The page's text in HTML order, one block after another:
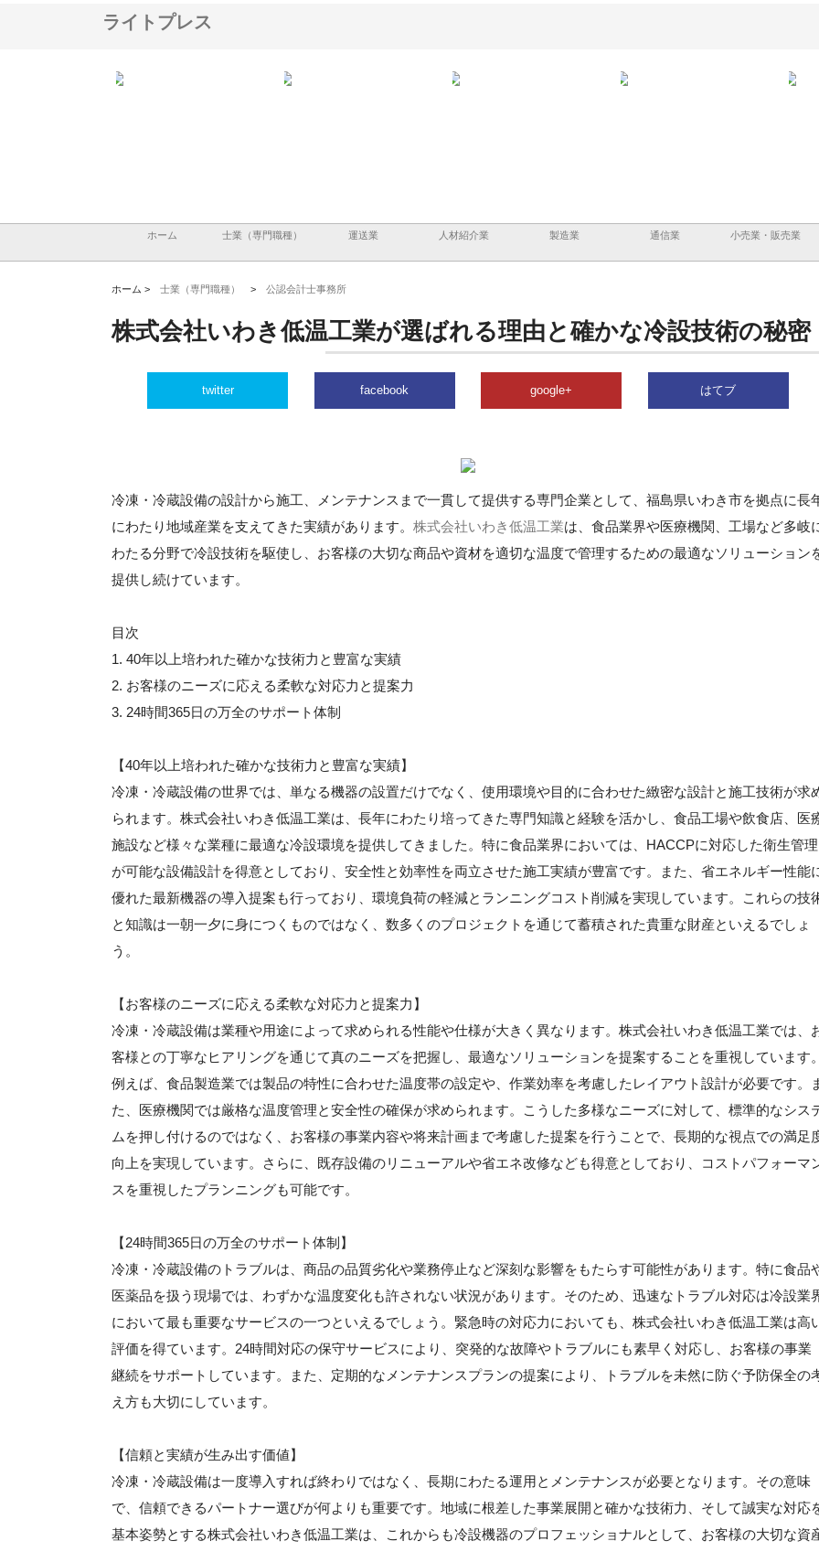
ライトプレス
ホーム 士業（専門職種） 運送業 人材紹介業 製造業 通信業 小売業・販売業
ホーム > 士業（専門職種） > 公認会計士事務所
株式会社いわき低温工業が選ばれる理由と確かな冷設技術の秘密
twitter facebook google+ はてブ
冷凍・冷蔵設備の設計から施工、メンテナンスまで一貫して提供する専門企業として、福島県いわき市を拠点に長
にわたり地域産業を支えてきた実績があります。 株式会社いわき低温工業は、食品業界や医療機関、工場など多岐
わたる分野で冷設技術を駆使し、お客様の大切な商品や資材を適切な温度で管理するための最適なソリューション
提供し続けています。
目次
1. 40年以上培われた確かな技術力と豊富な実績
2. お客様のニーズに応える柔軟な対応力と提案力
3. 24時間365日の万全のサポート体制
【40年以上培われた確かな技術力と豊富な実績】
冷凍・冷蔵設備の世界では、単なる機器の設置だけでなく、使用環境や目的に合わせた緻密な設計と施工技術が求
られます。株式会社いわき低温工業は、長年にわたり培ってきた専門知識と経験を活かし、食品工場や飲食店、医
施設など様々な業種に最適な冷設環境を提供してきました。特に食品業界においては、HACCPに対応した衛生管理
が可能な設備設計を得意としており、安全性と効率性を両立させた施工実績が豊富です。また、省エネルギー性能
優れた最新機器の導入提案も行っており、環境負荷の軽減とランニングコスト削減を実現しています。これらの技
と知識は一朝一夕に身につくものではなく、数多くのプロジェクトを通じて蓄積された貴重な財産といえるでしょ
う。
【お客様のニーズに応える柔軟な対応力と提案力】
冷凍・冷蔵設備は業種や用途によって求められる性能や仕様が大きく異なります。株式会社いわき低温工業では、
客様との丁寧なヒアリングを通じて真のニーズを把握し、最適なソリューションを提案することを重視しています。
例えば、食品製造業では製品の特性に合わせた温度帯の設定や、作業効率を考慮したレイアウト設計が必要です。
た、医療機関では厳格な温度管理と安全性の確保が求められます。こうした多様なニーズに対して、標準的なシス
ムを押し付けるのではなく、お客様の事業内容や将来計画まで考慮した提案を行うことで、長期的な視点での満足
向上を実現しています。さらに、既存設備のリニューアルや省エネ改修なども得意としており、コストパフォーマ
スを重視したプランニングも可能です。
【24時間365日の万全のサポート体制】
冷凍・冷蔵設備のトラブルは、商品の品質劣化や業務停止など深刻な影響をもたらす可能性があります。特に食品
医薬品を扱う現場では、わずかな温度変化も許されない状況があります。そのため、迅速なトラブル対応は冷設業
において最も重要なサービスの一つといえるでしょう。緊急時の対応力においても、株式会社いわき低温工業は高
評価を得ています。24時間対応の保守サービスにより、突発的な故障やトラブルにも素早く対応し、お客様の事業
継続をサポートしています。また、定期的なメンテナンスプランの提案により、トラブルを未然に防ぐ予防保全の
え方も大切にしています。
【信頼と実績が生み出す価値】
冷凍・冷蔵設備は一度導入すれば終わりではなく、長期にわたる運用とメンテナンスが必要となります。その意味
で、信頼できるパートナー選びが何よりも重要です。地域に根差した事業展開と確かな技術力、そして誠実な対応
基本姿勢とする株式会社いわき低温工業は、これからも冷設機器のプロフェッショナルとして、お客様の大切な資